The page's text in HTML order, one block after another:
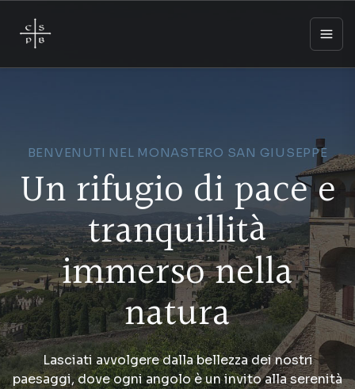
BENVENUTI NEL MONASTERO SAN GIUSEPPE
Un rifugio di pace e
tranquillità
immerso nella
natura
Lasciati avvolgere dalla bellezza dei nostri
paesaggi, dove ogni angolo è un invito alla serenità